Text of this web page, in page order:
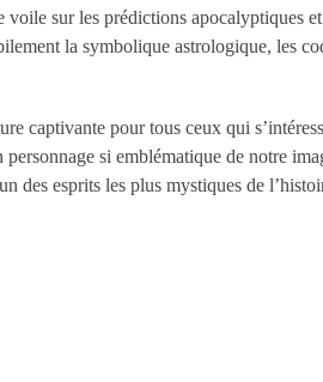
sur les prédictions apocalyptiques
la symbolique astrologique, les
captivante pour tous ceux qui
si emblématique de notre
des esprits les plus mystiques de